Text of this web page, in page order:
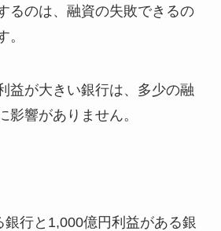
るのは、融資の失敗できるの
。
益が大きい銀行は、多少の融
影響がありません。
行と1,000億円利益がある銀